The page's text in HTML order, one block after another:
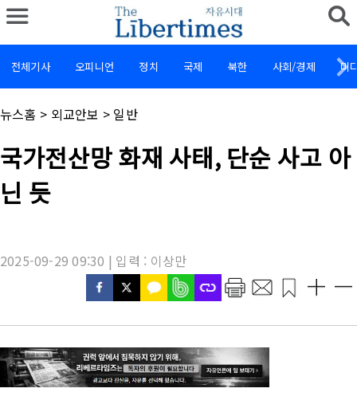
전체기사 오피니언 정치 국제 북한 사회/경제 미
채
널
:
뉴스홈 > 외교안보 > 일반
기
사
목
국가전산망 화재 사태, 단순 사고 아
닌 듯
2025-09-29 09:30 | 입력 : 이상만